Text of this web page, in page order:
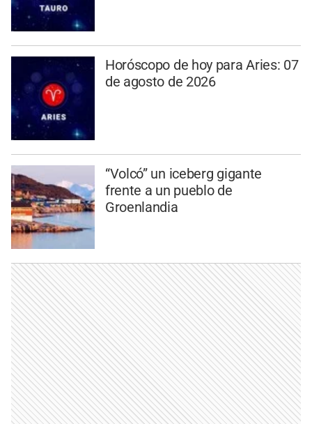
Horóscopo de hoy para Aries: 07
de agosto de 2026
“Volcó” un iceberg gigante
frente a un pueblo de
Groenlandia